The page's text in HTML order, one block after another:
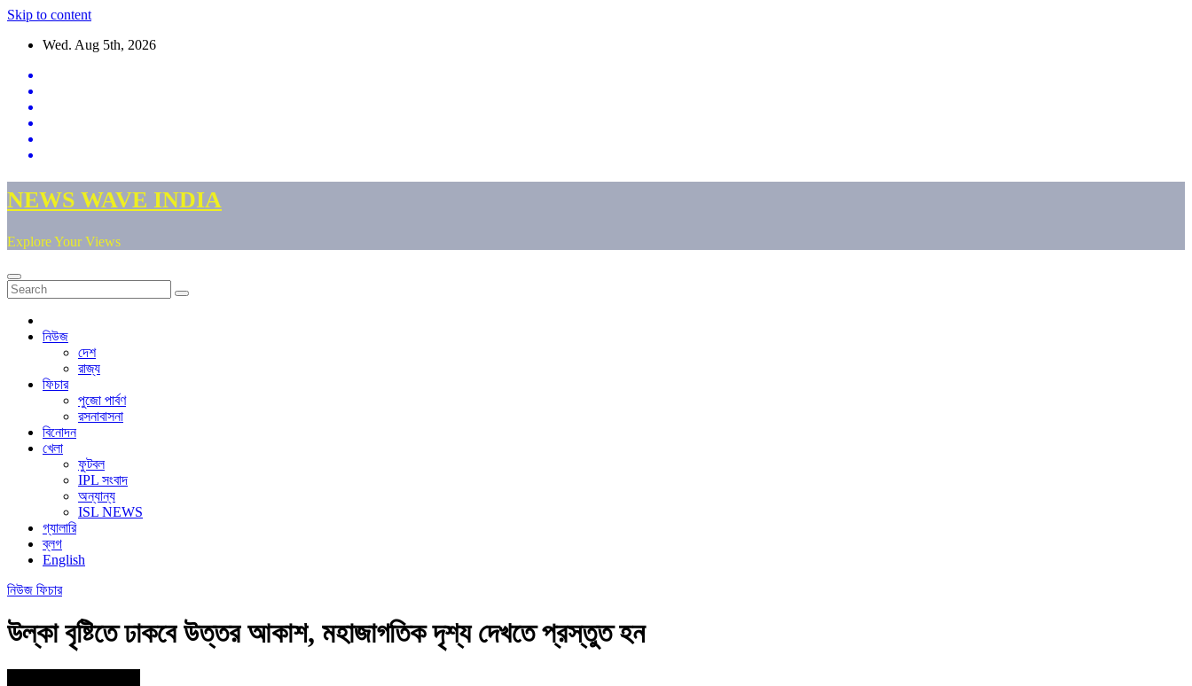
Skip to content
Wed. Aug 5th, 2026
NEWS WAVE INDIA
Explore Your Views
নিউজ
দেশ
রাজ্য
ফিচার
পুজো পার্বণ
রসনাবাসনা
বিনোদন
খেলা
ফুটবল
IPL সংবাদ
অন্যান্য
ISL NEWS
গ্যালারি
ব্লগ
English
নিউজ ফিচার
উল্কা বৃষ্টিতে ঢাকবে উত্তর আকাশ, মহাজাগতিক দৃশ্য দেখতে প্রস্তুত হন